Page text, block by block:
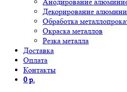
Декорирование
Обработка
Окраска металлов
Резка металла
Доставка
Оплата
Контакты
0 р.